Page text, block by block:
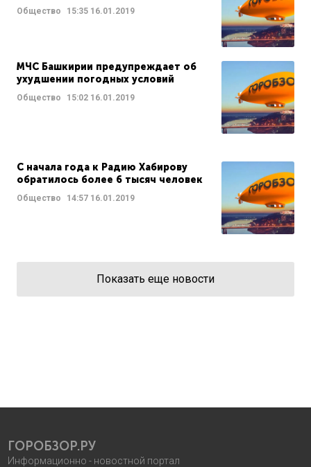
Общество 15:35 16.01.2019
МЧС Башкирии предупреждает об
ухудшении погодных условий
Общество 15:02 16.01.2019
С начала года к Радию Хабирову
обратилось более 6 тысяч человек
Общество 14:57 16.01.2019
Показать еще новости
ГОРОБЗОР.РУ
Информационно - новостной портал